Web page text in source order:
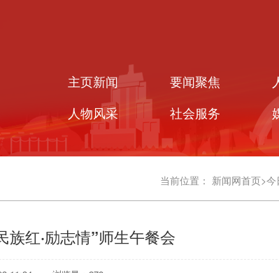
主页新闻 要闻聚焦
人物风采
社会服务
当前位置： 新闻网首页>今
族红·励志情”师生午餐会